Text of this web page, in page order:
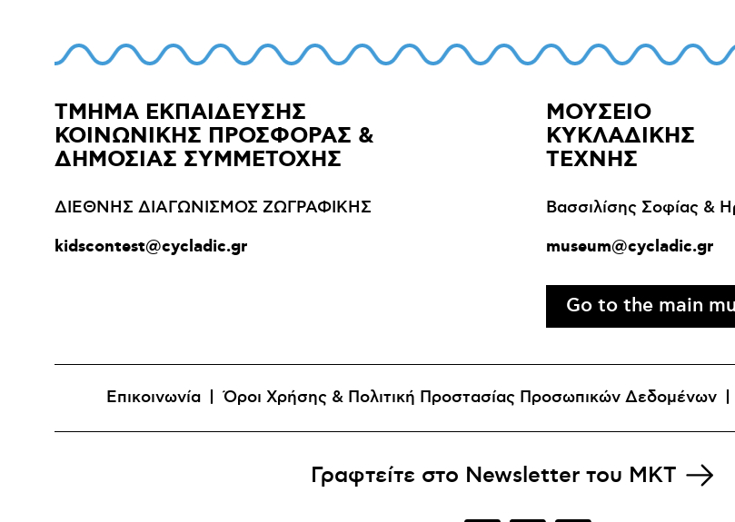
ΤΜΗΜΑ ΕΚΠΑΙΔΕΥΣΗΣ
ΚΟΙΝΩΝΙΚΗΣ ΠΡΟΣΦΟΡΑΣ &
ΔΗΜΟΣΙΑΣ ΣΥΜΜΕΤΟΧΗΣ
ΔΙΕΘΝΗΣ ΔΙΑΓΩΝΙΣΜΟΣ ΖΩΓΡΑΦΙΚΗΣ
kidscontest@cycladic.gr
ΜΟΥΣΕΙΟ
ΚΥΚΛΑΔΙΚΗΣ
ΤΕΧΝΗΣ
Βασσιλίσης Σοφίας &
museum@cycladic.gr
Go to the main
Επικοινωνία Όροι Χρήσης & Πολιτική Προστασίας Προσωπικών Δεδομένων
Γραφτείτε στο Newsletter του MKT